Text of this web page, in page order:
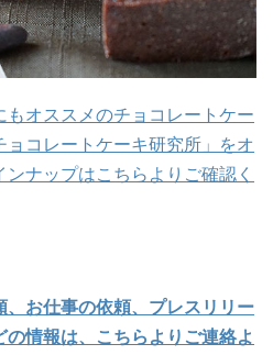
オススメのチョコレートケー
コレートケーキ研究所」をオ
ナップはこちらよりご確認く
、お仕事の依頼、プレスリリー
情報は、こちらよりご連絡よ